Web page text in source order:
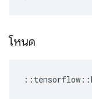
โหนด
:: tensorflow ::